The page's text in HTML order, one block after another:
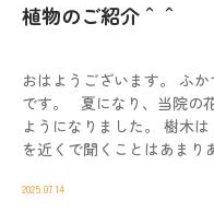
植物のご紹介＾＾
おはようございます。 ふ
です。 夏になり、当院の
ようになりました。 樹木
を近くで聞くことはあま
2025.07.14